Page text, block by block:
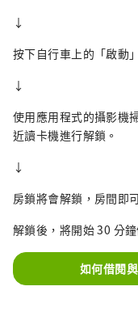
↓
按下自行車上的「啟動
↓
使用應用程式的攝影機
近讀卡機進行解鎖。
↓
房鎖將會解鎖，房間即
解鎖後，將開始 30 分
如何借閱